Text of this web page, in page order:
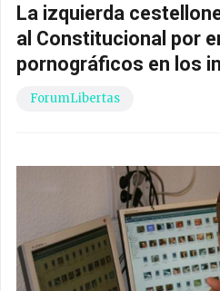
La izquierda
al Constitucional por
pornográficos en los
ForumLibertas